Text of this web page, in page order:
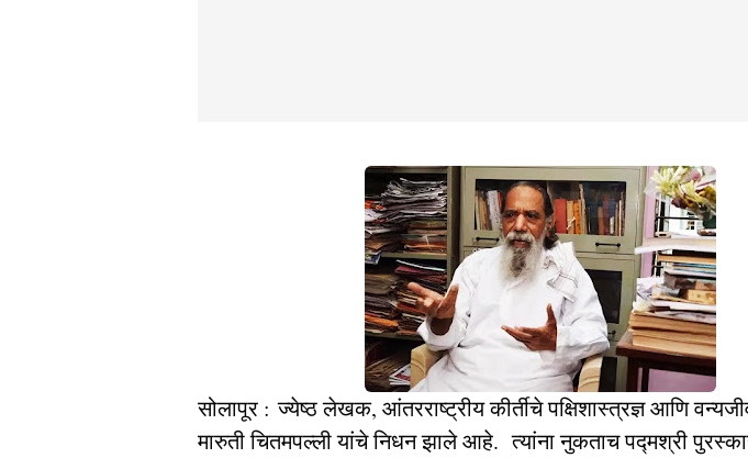
सोलापूर : ज्येष्ठ लेखक, आंतरराष्ट्रीय कीर्तीचे पक्षिशास्त्रज्ञ आणि
मारुती चितमपल्ली यांचे निधन झाले आहे. त्यांना नुकताच पद्मश्री